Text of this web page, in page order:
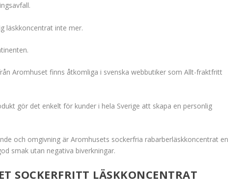
läskkoncentrat inte mer.
Aromhuset finns åtkomliga i svenska webbutiker som Allt-fraktfritt
gör det enkelt för kunder i hela Sverige att skapa en personlig
och omgivning är Aromhusets sockerfria rabarberläskkoncentrat en
smak utan negativa biverkningar.
SOCKERFRITT LÄSKKONCENTRAT